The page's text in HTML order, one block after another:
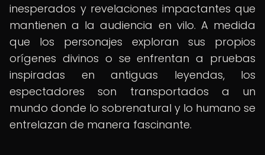
inesperados y revelaciones impactantes que
mantienen a la audiencia en vilo. A medida
que los personajes exploran sus propios
orígenes divinos o se enfrentan a pruebas
inspiradas en antiguas leyendas, los
espectadores son transportados a un
mundo donde lo sobrenatural y lo humano se
entrelazan de manera fascinante.